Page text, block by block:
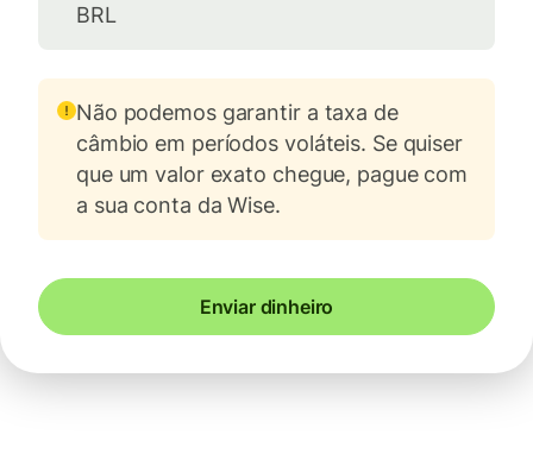
BRL
Não podemos garantir a taxa de
câmbio em períodos voláteis. Se quiser
que um valor exato chegue, pague com
a sua conta da Wise.
Enviar dinheiro